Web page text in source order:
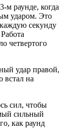
м раунде, когда
ударом. Это
секунду
четвертого
удар правой,
встал на
сил, чтобы
сильный
как раунд